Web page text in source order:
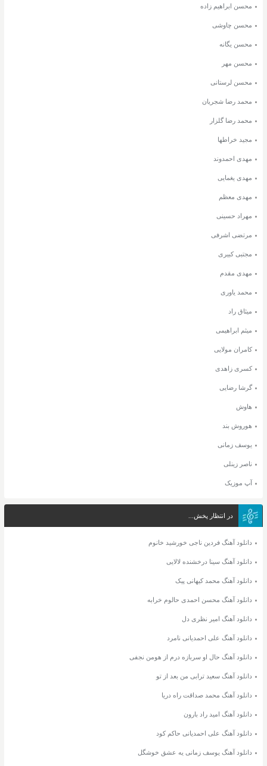
محسن ابراهیم زاده
محسن چاوشی
محسن یگانه
محسن مهر
محسن لرستانی
محمد رضا شجریان
محمد رضا گلزار
مجید خراطها
مهدی احمدوند
مهدی یغمایی
مهدی معظم
مهراد حسینی
مرتضی اشرفی
مجتبی کبیری
مهدی مقدم
محمد یاوری
میثاق راد
میثم ابراهیمی
کامران مولایی
کسری زاهدی
گرشا رضایی
هاوش
هوروش بند
یوسف زمانی
ناصر زینلی
آپ موزیک
در انتظار پخش...
دانلود آهنگ فردین ناجی خورشید خانوم
دانلود آهنگ سینا درخشنده لالایی
دانلود آهنگ محمد کیهانی پیک
دانلود آهنگ محسن احمدی حالوم خرابه
دانلود آهنگ امیر نظری دل
دانلود آهنگ علی احمدیانی نامرد
دانلود آهنگ حال او سربازه درم از هومن نجفی
دانلود آهنگ سعید ترابی من بعد از تو
دانلود آهنگ محمد صداقت راه دریا
دانلود آهنگ امید راد بارون
دانلود آهنگ علی احمدیانی حاکم کود
دانلود آهنگ یوسف زمانی یه عشق خوشگل